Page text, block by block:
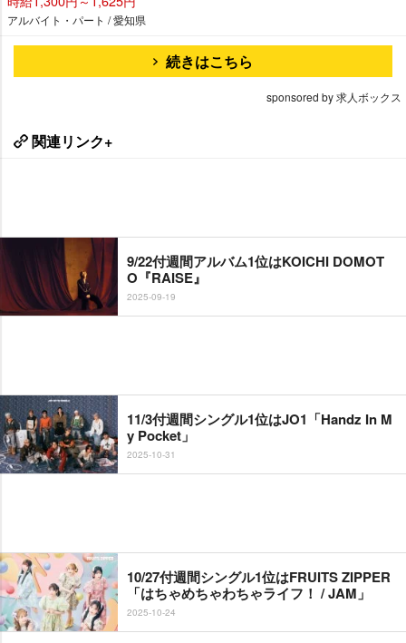
アルバイト・パート / 愛知県
続きはこちら
sponsored by 求人ボックス
関連リンク+
9/22付週間アルバム1位はKOICHI DOMOT
O『RAISE』
2025-09-19
11/3付週間シングル1位はJO1「Handz In M
y Pocket」
2025-10-31
10/27付週間シングル1位はFRUITS ZIPPER
「はちゃめちゃわちゃライフ！ / JAM」
2025-10-24